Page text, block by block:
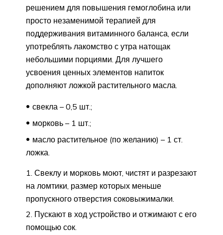
решением для повышения гемоглобина или
просто незаменимой терапией для
поддерживания витаминного баланса, если
употреблять лакомство с утра натощак
небольшими порциями. Для лучшего
усвоения ценных элементов напиток
дополняют ложкой растительного масла.
свекла – 0,5 шт.;
морковь – 1 шт.;
масло растительное (по желанию) – 1 ст.
ложка.
Свеклу и морковь моют, чистят и разрезают
на ломтики, размер которых меньше
пропускного отверстия соковыжималки.
Пускают в ход устройство и отжимают с его
помощью сок.